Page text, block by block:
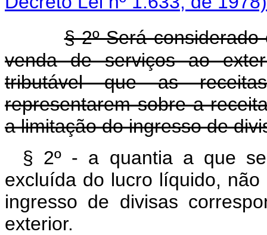
§ 2º Será
venda de serviços ao
tributável que as
representarem sobre a
a limitação do ingresso de
§ 2º - a quantia a que
excluída do lucro líquido,
ingresso de divisas
exterior.